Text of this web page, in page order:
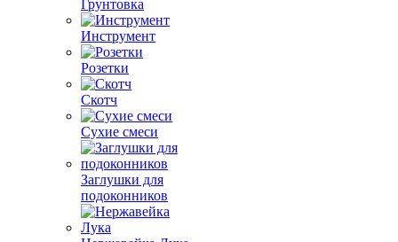
Грунтовка
Инструмент
Розетки
Скотч
Сухие смеси
Заглушки для
подоконников